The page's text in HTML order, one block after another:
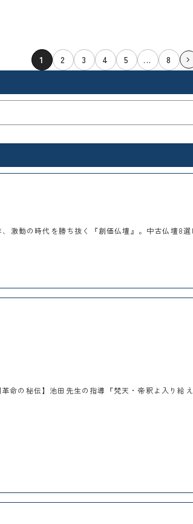
1 2 3 4 5 ... 8
、激動の時代を勝ち抜く『創価仏壇』。中古仏壇8
革命の秘伝】池田先生の指導『梵天・帝釈よ入り